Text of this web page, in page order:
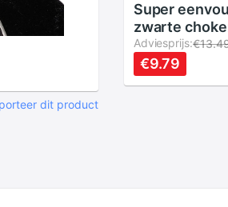
dit product
Super
zwarte
kettingen
en meisjes
accessoires
Adviesprijs:
€9.79